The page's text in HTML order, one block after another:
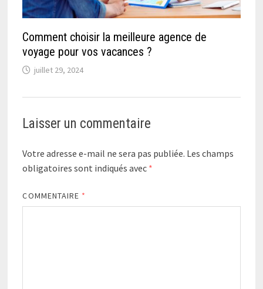
Comment choisir la meilleure agence de
voyage pour vos vacances ?
juillet 29, 2024
Laisser un commentaire
Votre adresse e-mail ne sera pas publiée. Les champs
obligatoires sont indiqués avec *
COMMENTAIRE *